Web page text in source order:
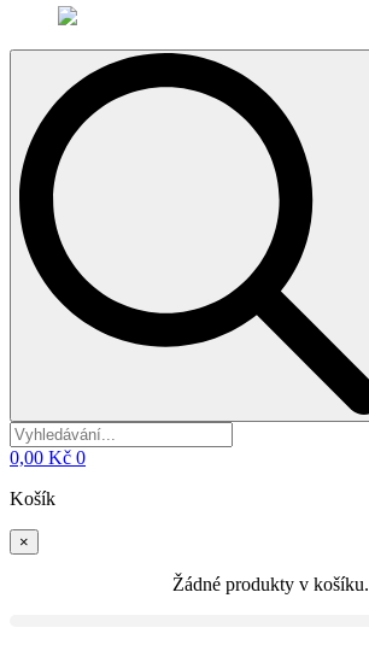
0,00 Kč 0
Košík
×
Žádné produkty v košíku.